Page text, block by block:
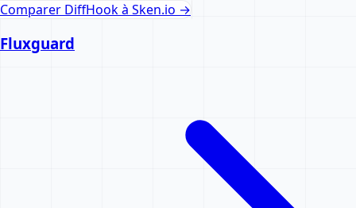
Comparer DiffHook à Sken.io →
Fluxguard